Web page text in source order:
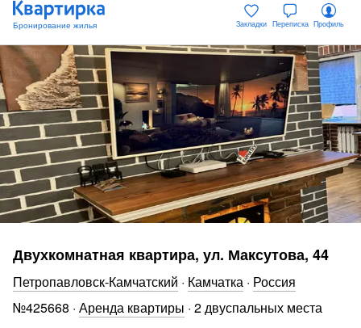
Закладки Переписка Профиль
Двухкомнатная квартира, ул. Максутова, 44
Петропавловск-Камчатский · Камчатка · Россия
№425668 · Аренда квартиры · 2 двуспальных места